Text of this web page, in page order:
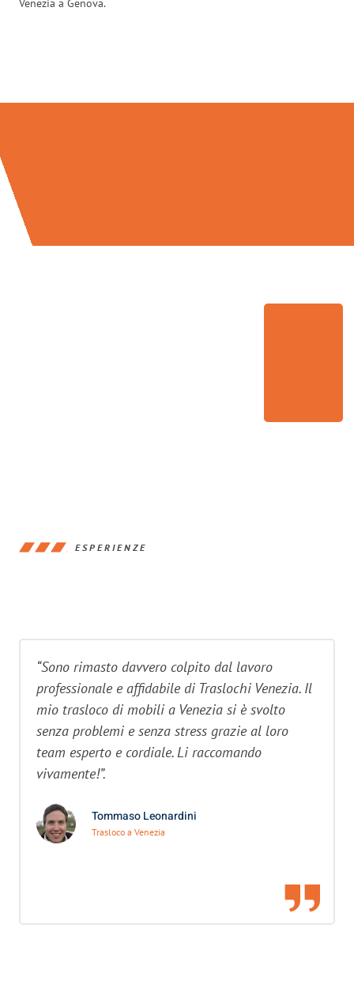
Venezia a Genova.
ESPERIENZE
“Sono rimasto davvero colpito dal lavoro
professionale e affidabile di Traslochi Venezia. Il
mio trasloco di mobili a Venezia si è svolto
senza problemi e senza stress grazie al loro
team esperto e cordiale. Li raccomando
vivamente!”.
Tommaso Leonardini
Trasloco a Venezia